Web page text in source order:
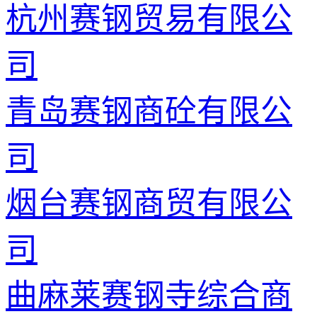
杭州赛钢贸易有限公
司
青岛赛钢商砼有限公
司
烟台赛钢商贸有限公
司
曲麻莱赛钢寺综合商